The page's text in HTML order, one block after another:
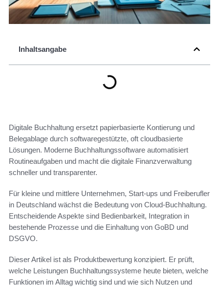
Inhaltsangabe
Digitale Buchhaltung ersetzt papierbasierte Kontierung und
Belegablage durch softwaregestützte, oft cloudbasierte
Lösungen. Moderne Buchhaltungssoftware automatisiert
Routineaufgaben und macht die digitale Finanzverwaltung
schneller und transparenter.
Für kleine und mittlere Unternehmen, Start-ups und Freiberufler
in Deutschland wächst die Bedeutung von Cloud-Buchhaltung.
Entscheidende Aspekte sind Bedienbarkeit, Integration in
bestehende Prozesse und die Einhaltung von GoBD und
DSGVO.
Dieser Artikel ist als Produktbewertung konzipiert. Er prüft,
welche Leistungen Buchhaltungssysteme heute bieten, welche
Funktionen im Alltag wichtig sind und wie sich Nutzen und